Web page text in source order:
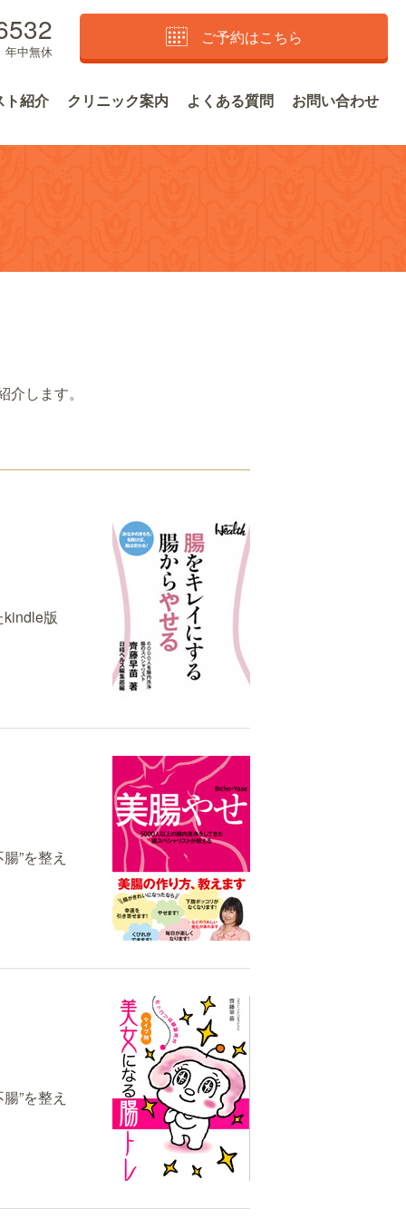
中無休
ご予約はこちら
ト紹介 クリニック案内 よくある質問 お問い合わせ
します。
版
”を整え
”を整え